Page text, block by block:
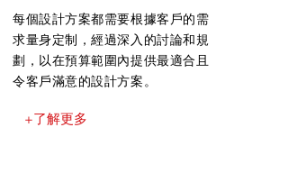
每個設計方案都需要根據客戶的需
求量身定制，經過深入的討論和規
劃，以在預算範圍內提供最適合且
令客戶滿意的設計方案。
+了解更多